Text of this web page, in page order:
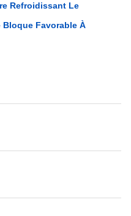
Refroidissant Le
Bloque Favorable À